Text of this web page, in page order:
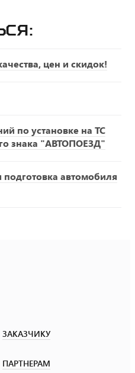
цен и скидок!
по установке на ТС
знака "АВТОПОЕЗД"
автомобиля
ЗАКАЗЧИКУ
ПАРТНЕРАМ